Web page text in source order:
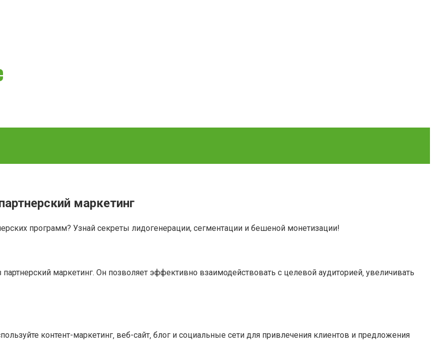
маркетинг
программ? Узнай секреты лидогенерации, сегментации и бешеной монетизации!
маркетинг. Он позволяет эффективно взаимодействовать с целевой аудиторией‚ увеличивать
контент-маркетинг‚ веб-сайт‚ блог и социальные сети для привлечения клиентов и предложения